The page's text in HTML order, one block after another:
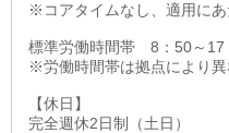
※コアタイムなし、適用にあ
標準労働時間帯 8：50～17
※労働時間帯は拠点により異
【休日】
完全週休2日制（土日）